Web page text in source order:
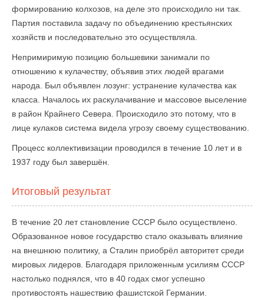
формированию колхозов, на деле это происходило ни так.
Партия поставила задачу по объединению крестьянских
хозяйств и последовательно это осуществляла.
Непримиримую позицию большевики занимали по
отношению к кулачеству, объявив этих людей врагами
народа. Был объявлен лозунг: устранение кулачества как
класса. Началось их раскулачивание и массовое выселение
в район Крайнего Севера. Происходило это потому, что в
лице кулаков система видела угрозу своему существованию.
Процесс коллективизации проводился в течение 10 лет и в
1937 году был завершён.
Итоговый результат
В течение 20 лет становление СССР было осуществлено.
Образованное новое государство стало оказывать влияние
на внешнюю политику, а Сталин приобрёл авторитет среди
мировых лидеров. Благодаря приложенным усилиям СССР
настолько поднялся, что в 40 годах смог успешно
противостоять нашествию фашистской Германии.